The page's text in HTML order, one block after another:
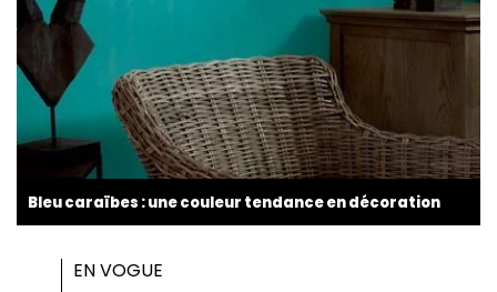
Bleu caraïbes : une couleur tendance en décoration
EN VOGUE